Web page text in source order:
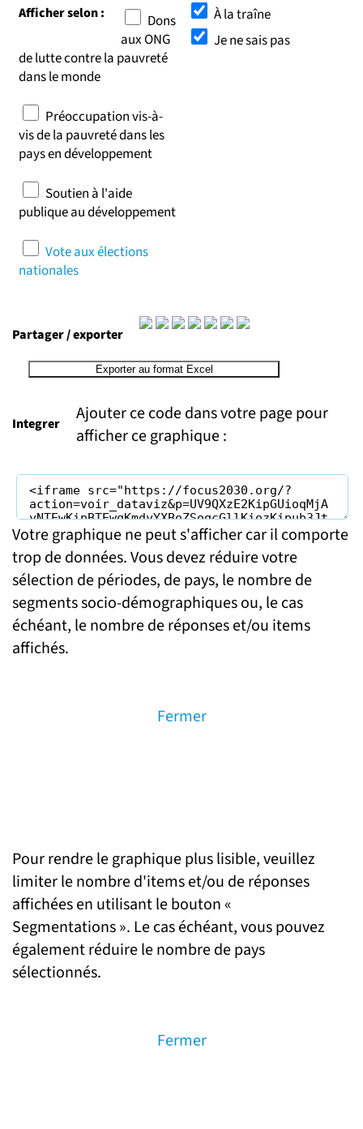
Afficher selon :
Dons
aux ONG
de lutte contre la pauvreté
dans le monde
Préoccupation vis-à-
vis de la pauvreté dans les
pays en développement
Soutien à l'aide
publique au développement
Vote aux élections
nationales
À la traîne
Je ne sais pas
Partager / exporter
Exporter au format Excel
Integrer
Ajouter ce code dans votre page pour
afficher ce graphique :
Votre graphique ne peut s'afficher car il comporte
trop de données. Vous devez réduire votre
sélection de périodes, de pays, le nombre de
segments socio-démographiques ou, le cas
échéant, le nombre de réponses et/ou items
affichés.
Fermer
Pour rendre le graphique plus lisible, veuillez
limiter le nombre d'items et/ou de réponses
affichées en utilisant le bouton «
Segmentations ». Le cas échéant, vous pouvez
également réduire le nombre de pays
sélectionnés.
Fermer